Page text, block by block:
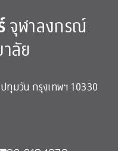
จุฬาลงกรณ์
ลัย
ทุมวัน กรุงเทพฯ 10330